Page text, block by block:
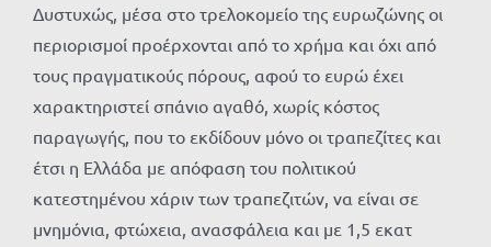
Δυστυχώς, μέσα στο τρελοκομείο της ευρωζώνης οι
περιορισμοί προέρχονται από το χρήμα και όχι από
τους πραγματικούς πόρους, αφού το ευρώ έχει
χαρακτηριστεί σπάνιο αγαθό, χωρίς κόστος
παραγωγής, που το εκδίδουν μόνο οι τραπεζίτες και
έτσι η Ελλάδα με απόφαση του πολιτικού
κατεστημένου χάριν των τραπεζιτών, να είναι σε
μνημόνια, φτώχεια, ανασφάλεια και με 1,5 εκατ